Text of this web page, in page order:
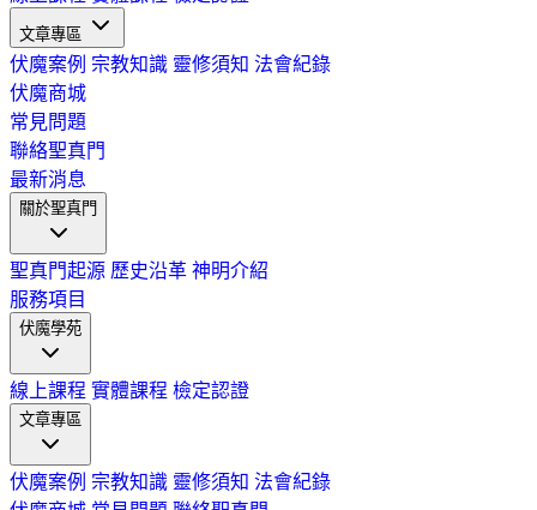
文章專區
伏魔案例 宗教知識 靈修須知 法會紀錄
伏魔商城
常見問題
聯絡聖真門
最新消息
關於聖真門
聖真門起源 歷史沿革 神明介紹
服務項目
伏魔學苑
線上課程 實體課程 檢定認證
文章專區
伏魔案例 宗教知識 靈修須知 法會紀錄